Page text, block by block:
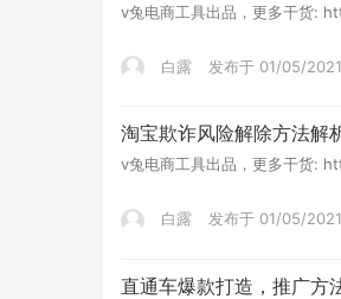
v兔电商工具出品，更多干货:
白露 发布于 01/05/
淘宝欺诈风险解除方法解
v兔电商工具出品，更多干货:
白露 发布于 01/05/
直通车爆款打造，推广方